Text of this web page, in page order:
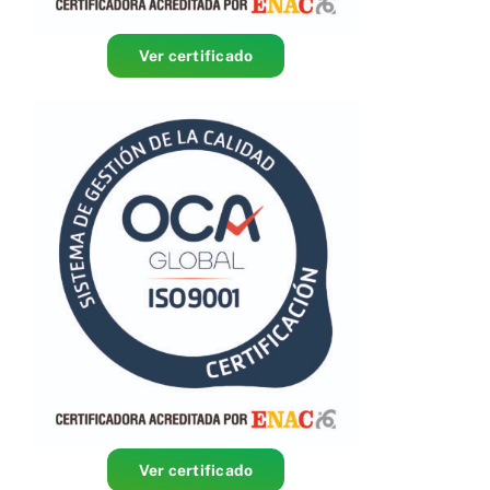
Accesibilidad
Ver certificado
Ver certificado